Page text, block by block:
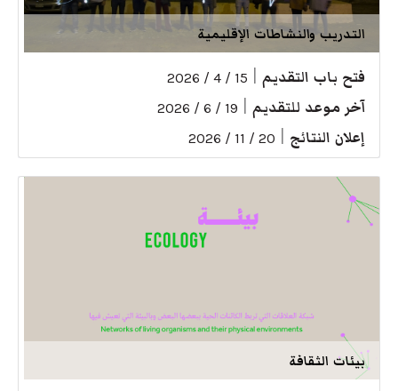
التدريب والنشاطات الإقليمية
فتح باب التقديم 15 / 4 / 2026
آخر موعد للتقديم 19 / 6 / 2026
إعلان النتائج 20 / 11 / 2026
بيئات الثقافة